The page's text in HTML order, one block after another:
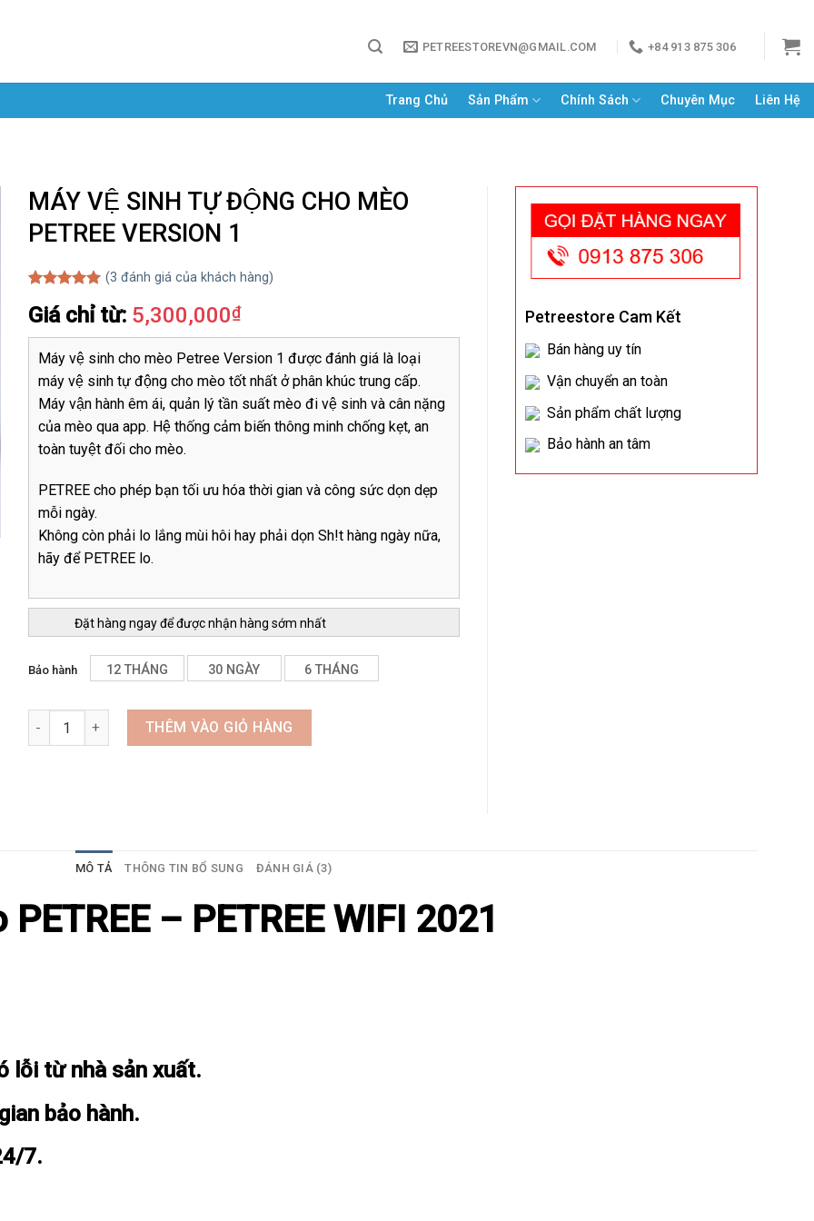
PETREESTOREVN@GMAIL.COM +84 913 875 306
Trang Chủ Sản Phẩm Chính Sách Chuyên Mục Liên Hệ
MÁY VỆ SINH TỰ ĐỘNG CHO MÈO
PETREE VERSION 1
dựa trên
đánh giá
(3 đánh giá của khách hàng)
Giá chỉ từ: 5,300,000₫
Máy vệ sinh cho mèo Petree Version 1 được đánh giá là loại
máy vệ sinh tự động cho mèo tốt nhất ở phân khúc trung cấp.
Máy vận hành êm ái, quản lý tần suất mèo đi vệ sinh và cân nặng
của mèo qua app. Hệ thống cảm biến thông minh chống kẹt, an
toàn tuyệt đối cho mèo.
PETREE cho phép bạn tối ưu hóa thời gian và công sức dọn dẹp
mỗi ngày.
Không còn phải lo lắng mùi hôi hay phải dọn Sh!t hàng ngày nữa,
hãy để PETREE lo.
Đặt hàng ngay để được nhận hàng sớm nhất
Bảo hành 12 THÁNG 30 NGÀY 6 THÁNG
MÁY VỆ SINH TỰ ĐỘNG CHO MÈO PETREE VERSION 1 số lượng
THÊM VÀO GIỎ HÀNG
Petreestore Cam Kết
Bán hàng uy tín
Vận chuyển an toàn
Sản phẩm chất lượng
Bảo hành an tâm
MÔ TẢ THÔNG TIN BỔ SUNG ĐÁNH GIÁ (3)
– PETREE WIFI 2021
lỗi từ nhà sản xuất.
bảo hành.
7.